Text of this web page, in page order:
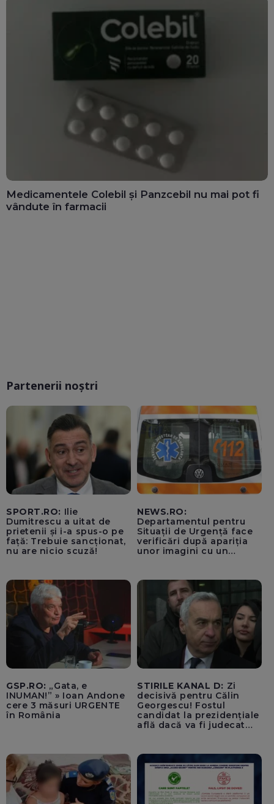
Medicamentele Colebil și Panzcebil nu mai pot fi
vândute în farmacii
Partenerii noștri
SPORT.RO: Ilie
Dumitrescu a uitat de
prietenii și i-a spus-o pe
față: Trebuie sancționat,
nu are nicio scuză!
NEWS.RO:
Departamentul pentru
Situații de Urgență face
verificări după apariția
unor imagini cu un
pentru cumpărături în
timp ce transporta un
pacient către spital
GSP.RO: „Gata, e
INUMAN!” » Ioan Andone
cere 3 măsuri URGENTE
în România
STIRILE KANAL D: Zi
decisivă pentru Călin
Georgescu! Fostul
candidat la prezidențiale
află dacă va fi judecat